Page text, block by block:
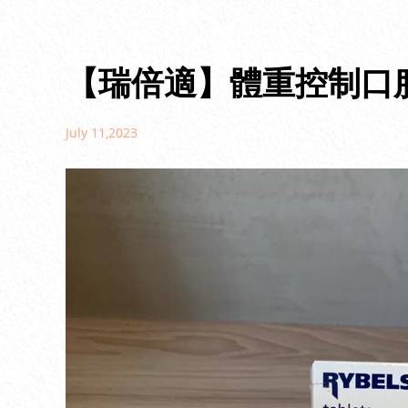
【瑞倍適】體重控制
July 11,2023